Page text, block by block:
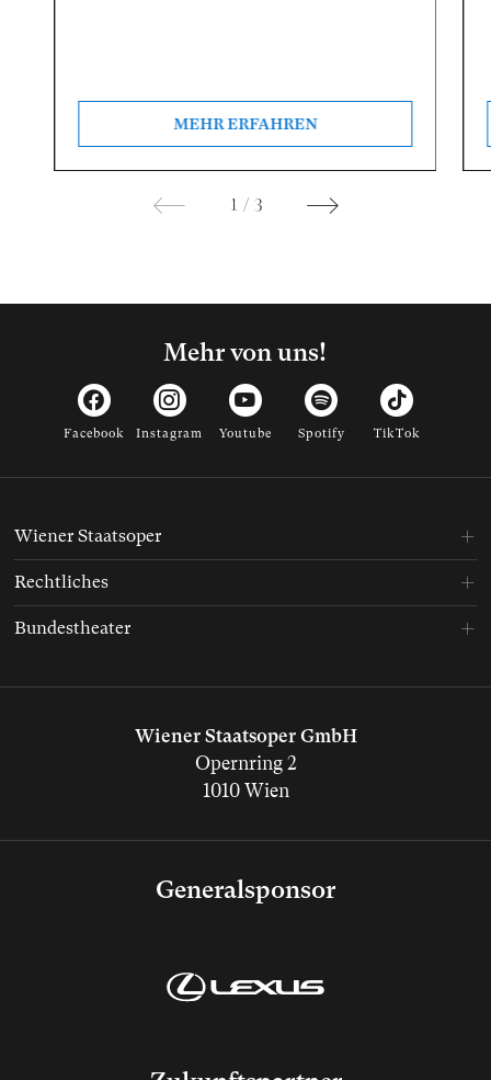
MEHR ERFAHREN
1 / 3
Mehr von uns!
Facebook Instagram Youtube Spotify TikTok
Generalsponsor
Wiener Staatsoper GmbH
Opernring 2
1010 Wien
Wiener Staatsoper
Rechtliches
Bundestheater